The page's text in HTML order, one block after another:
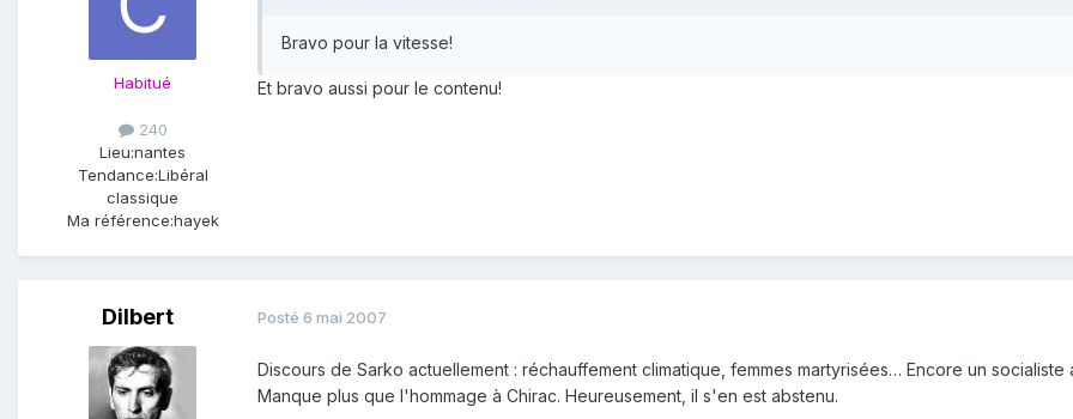
Habitué
240
Lieu:nantes
Tendance:Libéral
classique
Ma référence:hayek
Bravo pour la vitesse!
Et bravo aussi pour le contenu!
Dilbert Posté 6 mai 2007
Discours de Sarko actuellement : réchauffement climatique, femmes martyrisées… Encore un socialiste
Manque plus que l'hommage à Chirac. Heureusement, il s'en est abstenu.